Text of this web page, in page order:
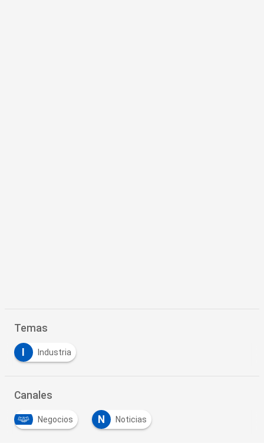
Temas
I Industria
Canales
Negocios N Noticias